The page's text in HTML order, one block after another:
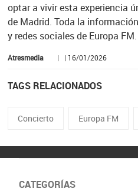
optar a vivir esta experiencia
de Madrid. Toda la
y redes sociales de Europa FM.
Atresmedia | | 16/01/2026
TAGS RELACIONADOS
Concierto Europa FM
CATEGORÍAS